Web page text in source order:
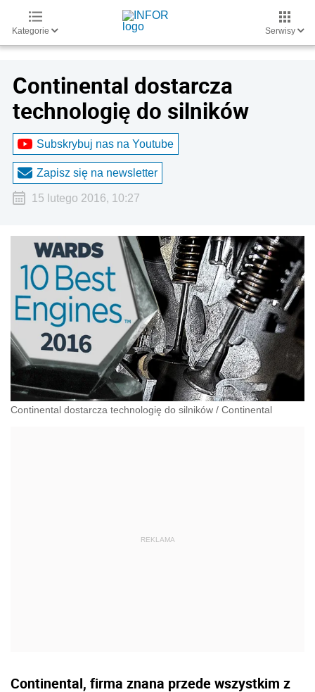
Kategorie Serwisy
Continental dostarcza
technologię do silników
Subskrybuj nas na Youtube
Zapisz się na newsletter
15 lutego 2016, 10:27
Continental dostarcza technologię do silników / Continental
Continental, firma znana przede wszystkim z